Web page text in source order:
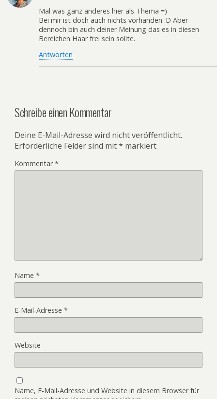
Mal was ganz anderes hier als Thema =)
Bei mir ist doch auch nichts vorhanden :D Aber
dennoch bin auch deiner Meinung das es in diesen
Bereichen Haar frei sein sollte.
Antworten
Schreibe einen Kommentar
Deine E-Mail-Adresse wird nicht veröffentlicht.
Erforderliche Felder sind mit* markiert
Kommentar*
Name *
E-Mail-Adresse *
Website
Name, E-Mail-Adresse und Website in diesem Browser für